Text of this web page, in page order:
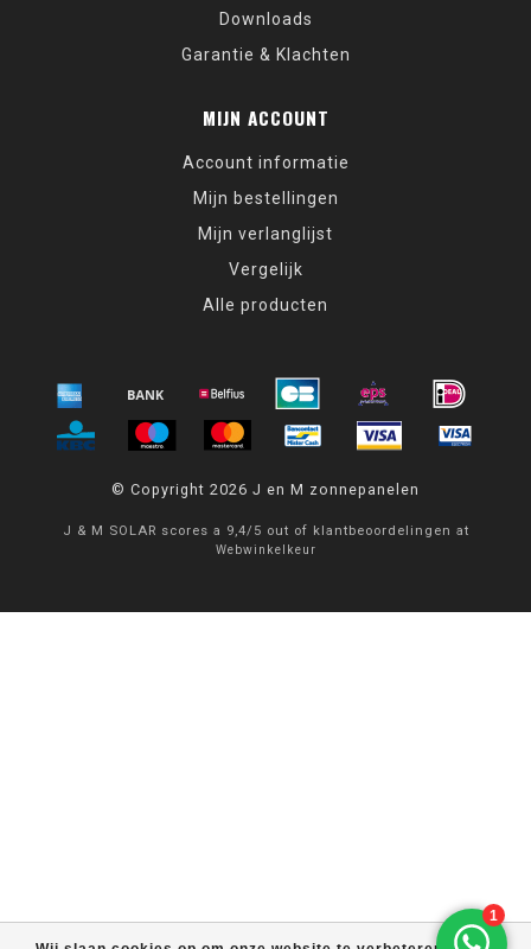
Downloads
Garantie & Klachten
MIJN ACCOUNT
Account informatie
Mijn bestellingen
Mijn verlanglijst
Vergelijk
Alle producten
© Copyright 2026 J en M zonnepanelen
J & M SOLAR scores a 9,4/ 5 out of klantbeoordelingen at
Webwinkelkeur